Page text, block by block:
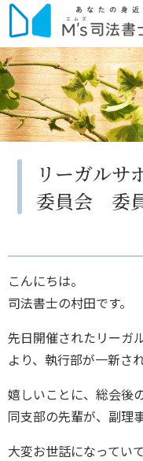
リーガル
委員会 委
こんにちは。
司法書士の村田です。
先日開催されたリーガ
より、執行部が一新さ
嬉しいことに、総会後
同支部の先輩が、副理
大変お世話になってい